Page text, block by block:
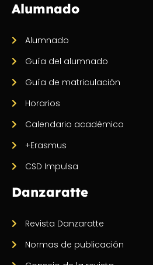
Alumnado
Alumnado
Guía del alumnado
Guía de matriculación
Horarios
Calendario académico
+Erasmus
CSD Impulsa
Danzaratte
Revista Danzaratte
Normas de publicación